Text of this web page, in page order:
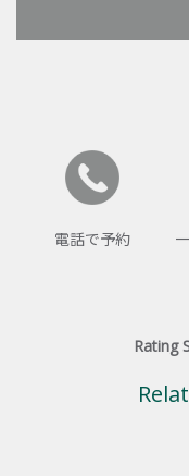
電話で予約
Rating